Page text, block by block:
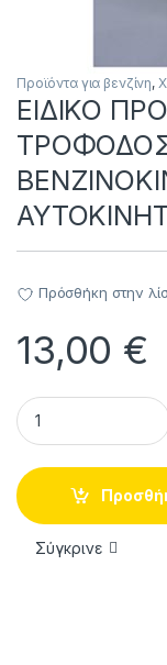
Προϊόντα για βενζίνη,
ΕΙΔΙΚΟ
Πρόσθήκη στην
13,00 €
ΕΙΔΙΚΟ
Σύγκρινε